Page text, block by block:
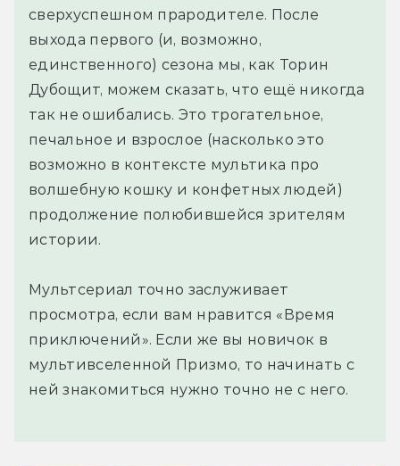
сверхуспешном прародителе. После
выхода первого (и, возможно,
единственного) сезона мы, как Торин
Дубощит, можем сказать, что ещё никогда
так не ошибались. Это трогательное,
печальное и взрослое (насколько это
возможно в контексте мультика про
волшебную кошку и конфетных людей)
продолжение полюбившейся зрителям
истории.
Мультсериал точно заслуживает
просмотра, если вам нравится «Время
приключений». Если же вы новичок в
мультивселенной Призмо, то начинать с
ней знакомиться нужно точно не с него.